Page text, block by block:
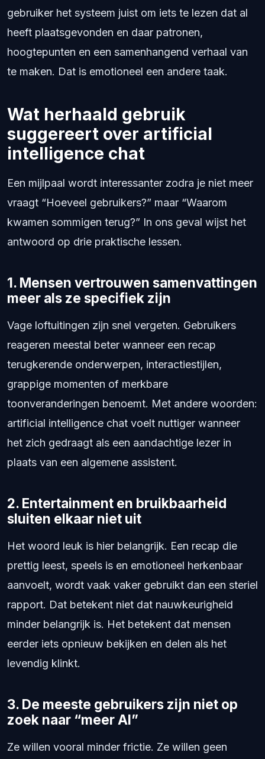
gebruiker het systeem juist om iets te lezen dat al
heeft plaatsgevonden en daar patronen,
hoogtepunten en een samenhangend verhaal van
te maken. Dat is emotioneel een andere taak.
Wat herhaald gebruik
suggereert over artificial
intelligence chat
Een mijlpaal wordt interessanter zodra je niet meer
vraagt “Hoeveel gebruikers?” maar “Waarom
kwamen sommigen terug?” In ons geval wijst het
antwoord op drie praktische lessen.
1. Mensen vertrouwen samenvattingen
meer als ze specifiek zijn
Vage loftuitingen zijn snel vergeten. Gebruikers
reageren meestal beter wanneer een recap
terugkerende onderwerpen, interactiestijlen,
grappige momenten of merkbare
toonveranderingen benoemt. Met andere woorden:
artificial intelligence chat voelt nuttiger wanneer
het zich gedraagt als een aandachtige lezer in
plaats van een algemene assistent.
2. Entertainment en bruikbaarheid
sluiten elkaar niet uit
Het woord leuk is hier belangrijk. Een recap die
prettig leest, speels is en emotioneel herkenbaar
aanvoelt, wordt vaak vaker gebruikt dan een steriel
rapport. Dat betekent niet dat nauwkeurigheid
minder belangrijk is. Het betekent dat mensen
eerder iets opnieuw bekijken en delen als het
levendig klinkt.
3. De meeste gebruikers zijn niet op
zoek naar “meer AI”
Ze willen vooral minder frictie. Ze willen geen